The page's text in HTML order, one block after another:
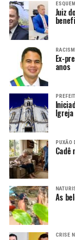
Juiz
Ex-
anos
PUXÃO
Cadê
As
CRISE